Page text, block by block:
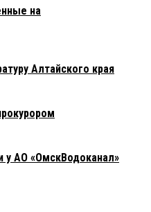
на
Алтайского края
у АО «ОмскВодоканал»